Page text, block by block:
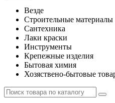
Везде
Строительные материалы
Сантехника
Лаки краски
Инструменты
Крепежные изделия
Бытовая химия
Хозяствено-бытовые